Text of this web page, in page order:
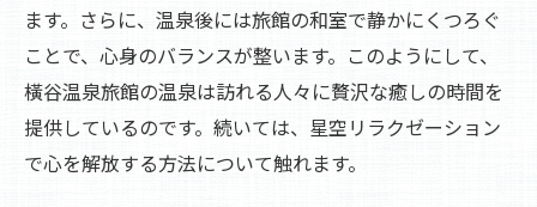
ます。さらに、温泉後には旅館の和室で静かにくつろぐ
ことで、心身のバランスが整います。このようにして、
橫谷温泉旅館の温泉は訪れる人々に贅沢な癒しの時間を
提供しているのです。続いては、星空リラクゼーション
で心を解放する方法について触れます。